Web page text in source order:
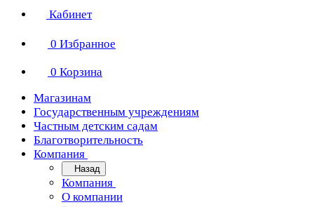
Кабинет
0 Избранное
0 Корзина
Магазинам
Государственным учреждениям
Частным детским садам
Благотворительность
Компания
Назад
Компания
О компании